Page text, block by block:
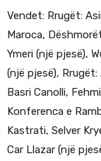
Vendet: Rrugët:
Maroca,
Ymeri (një pjesë),
(një pjesë),
Basri Canolli,
Konferenca e
Kastrati, Selver
Car Llazar (një